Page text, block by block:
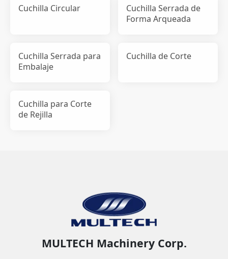
Cuchilla Circular
Cuchilla Serrada de
Forma Arqueada
Cuchilla Serrada para
Embalaje
Cuchilla de Corte
Cuchilla para Corte
de Rejilla
MULTECH Machinery Corp.